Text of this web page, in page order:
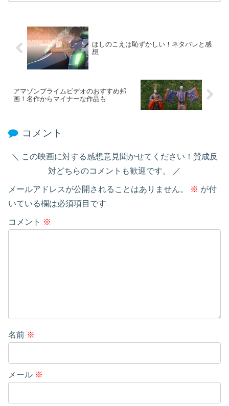
ほしのこえは恥ずかしい！ネタバレと感
想
アマゾンプライムビデオのおすすめ邦
画！名作からマイナーな作品も
コメント
この映画に対する感想意見聞かせてください！賛成反
対どちらのコメントも歓迎です。
メールアドレスが公開されることはありません。 ※ が付
いている欄は必須項目です
コメント ※
名前 ※
メール ※